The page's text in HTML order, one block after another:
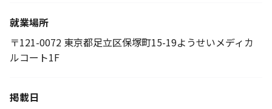
就業場所
〒121-0072 東京都足立区保塚町15-19ようせいメディカ
ルコート1F
掲載日